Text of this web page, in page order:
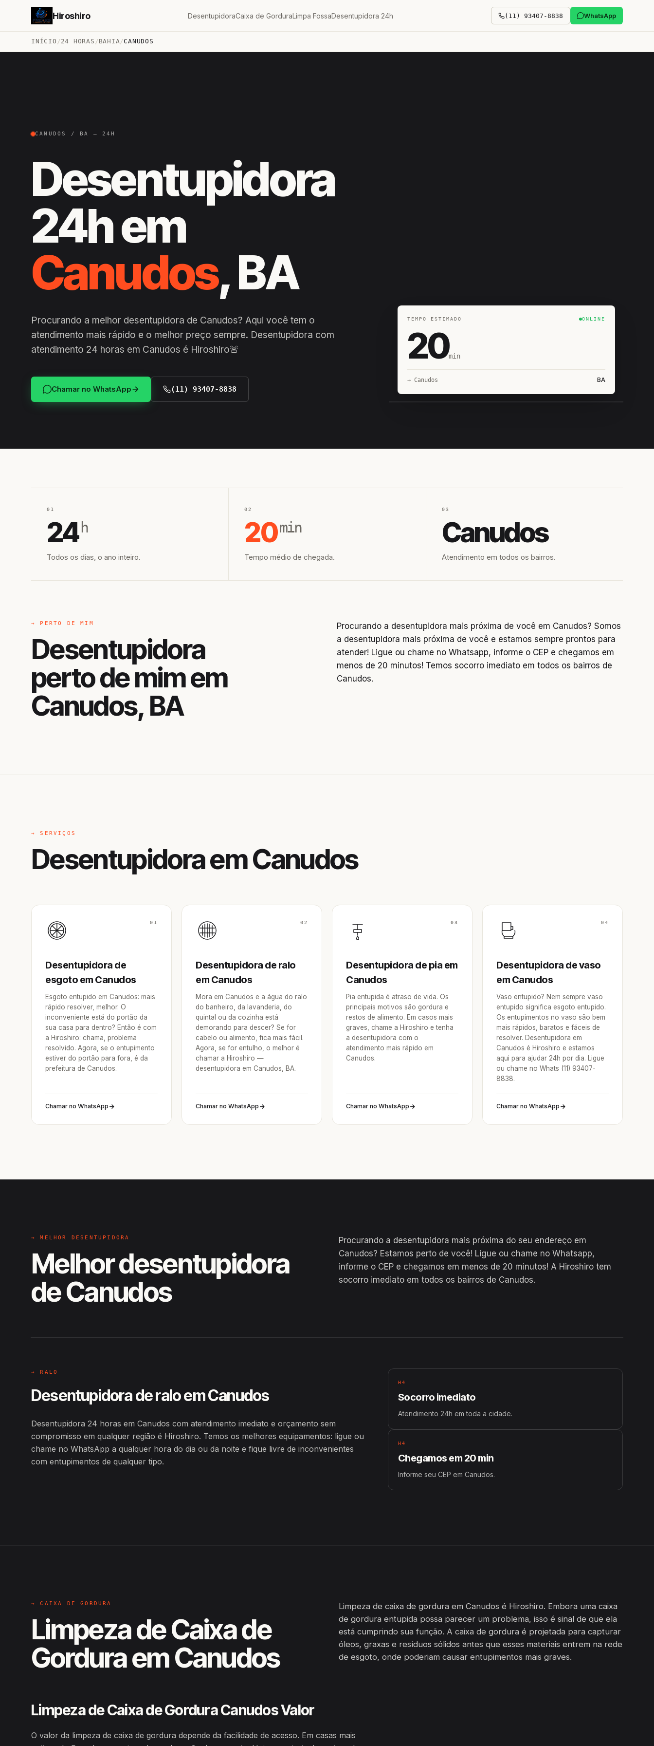
Hiroshiro DesentupidoraCaixa de GorduraLimpa FossaDesentupidora 24h (11) 93407-8838 WhatsApp
INÍCIO /24 HORAS /BAHIA/CANUDOS
CANUDOS / BA — 24H
Desentupidora
24h em
Canudos, BA
Procurando a melhor desentupidora de Canudos? Aqui você tem o
atendimento mais rápido e o melhor preço sempre. Desentupidora com
atendimento 24 horas em Canudos é Hiroshiro🚨
Chamar no WhatsApp (11) 93407-8838
TEMPO ESTIMADO ONLINE
20min
→ Canudos BA
01
24 h
Todos os dias, o ano inteiro.
02
20min
Tempo médio de chegada.
03
Canudos
Atendimento em todos os bairros.
→ PERTO DE MIM
Desentupidora
perto de mim em
Canudos, BA
Procurando a desentupidora mais próxima de você em Canudos? Somos
a desentupidora mais próxima de você e estamos sempre prontos para
atender! Ligue ou chame no Whatsapp, informe o CEP e chegamos em
menos de 20 minutos! Temos socorro imediato em todos os bairros de
Canudos.
→ SERVIÇOS
Desentupidora em Canudos
01
Desentupidora de
esgoto em Canudos
Esgoto entupido em Canudos: mais
rápido resolver, melhor. O
inconveniente está do portão da
sua casa para dentro? Então é com
a Hiroshiro: chama, problema
resolvido. Agora, se o entupimento
estiver do portão para fora, é da
prefeitura de Canudos.
Chamar no WhatsApp
02
Desentupidora de ralo
em Canudos
Mora em Canudos e a água do ralo
do banheiro, da lavanderia, do
quintal ou da cozinha está
demorando para descer? Se for
cabelo ou alimento, fica mais fácil.
Agora, se for entulho, o melhor é
chamar a Hiroshiro —
desentupidora em Canudos, BA.
Chamar no WhatsApp
03
Desentupidora de pia em
Canudos
Pia entupida é atraso de vida. Os
principais motivos são gordura e
restos de alimento. Em casos mais
graves, chame a Hiroshiro e tenha
a desentupidora com o
atendimento mais rápido em
Canudos.
Chamar no WhatsApp
04
Desentupidora de vaso
em Canudos
Vaso entupido? Nem sempre vaso
entupido significa esgoto entupido.
Os entupimentos no vaso são bem
mais rápidos, baratos e fáceis de
resolver. Desentupidora em
Canudos é Hiroshiro e estamos
aqui para ajudar 24h por dia. Ligue
ou chame no Whats (11) 93407-
8838.
Chamar no WhatsApp
→ MELHOR DESENTUPIDORA
Melhor desentupidora
de Canudos
Procurando a desentupidora mais próxima do seu endereço em
Canudos? Estamos perto de você! Ligue ou chame no Whatsapp,
informe o CEP e chegamos em menos de 20 minutos! A Hiroshiro tem
socorro imediato em todos os bairros de Canudos.
EM CAMPO
→ RALO
Desentupidora de ralo em Canudos
Desentupidora 24 horas em Canudos com atendimento imediato e orçamento sem
compromisso em qualquer região é Hiroshiro. Temos os melhores equipamentos: ligue ou
chame no WhatsApp a qualquer hora do dia ou da noite e fique livre de inconvenientes
com entupimentos de qualquer tipo.
H4
Socorro imediato
Atendimento 24h em toda a cidade.
H4
Chegamos em 20 min
Informe seu CEP em Canudos.
→ CAIXA DE GORDURA
Limpeza de Caixa de
Gordura em Canudos
Limpeza de caixa de gordura em Canudos é Hiroshiro. Embora uma caixa
de gordura entupida possa parecer um problema, isso é sinal de que ela
está cumprindo sua função. A caixa de gordura é projetada para capturar
óleos, graxas e resíduos sólidos antes que esses materiais entrem na rede
de esgoto, onde poderiam causar entupimentos mais graves.
Limpeza de Caixa de Gordura Canudos Valor
O valor da limpeza de caixa de gordura depende da facilidade de acesso. Em casas mais